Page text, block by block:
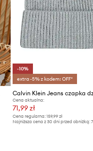
-10%
extra -5% z kodem: OFF*
Calvin Klein Jeans czapka
Cena aktualna:
71,99 zł
Cena regularna: 159,99 zł
Najniższa cena z 30 dni przed obniżką: